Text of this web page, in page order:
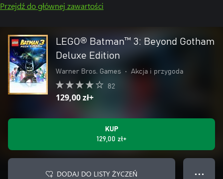
Przejdź do głównej zawartości
LEGO® Batman™ 3: Beyond Gotham
Deluxe Edition
Warner Bros. Games • Akcja i przygoda
82
129,00 zł+
KUP
129,00 zł+
DODAJ DO LISTY ŻYCZEŃ ● ● ●